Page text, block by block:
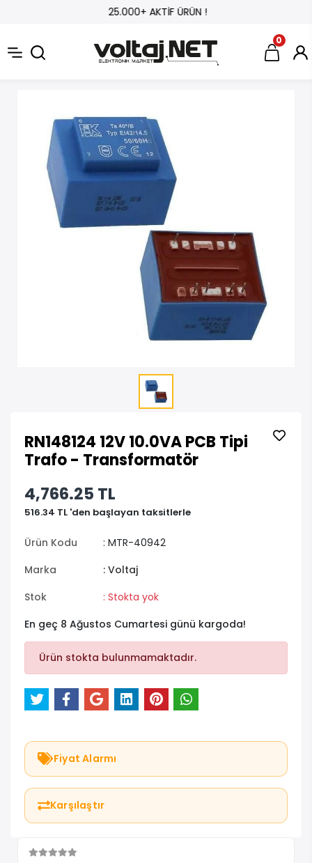
25.000+ AKTİF ÜRÜN !
0
RN148124 12V 10.0VA PCB Tipi
Trafo - Transformatör
4,766.25 TL
516.34 TL 'den başlayan taksitlerle
Ürün Kodu
: MTR-40942
Marka
: Voltaj
Stok
: Stokta yok
En geç 8 Ağustos Cumartesi günü kargoda!
Ürün stokta bulunmamaktadır.
Fiyat Alarmı
Karşılaştır